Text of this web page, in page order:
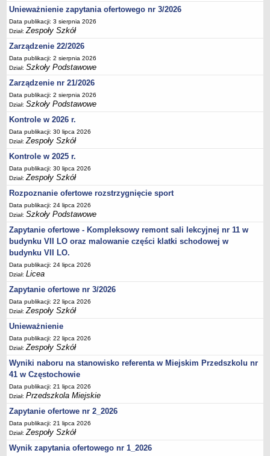
Sprawozdania
Deklaracja dostępności
PORADNIE PSYCHOLOGICZNO-PEDAGOGICZNE
Zespół Poradni
BIURO FINANSÓW OŚWIATY
Dane podstawowe
Statut
Majątek
Godziny dyżurów
Ogłoszenia
Zarządzenia
Rejestry, ewidencje, archiwa
Kontrole
PONOWNE WYKORZYSTYWANIE
Sprawozdania
Deklaracja dostępności
DEKLARACJA DOSTĘPNOŚCI
OŚWIADCZENIA MAJĄTKOWE
PONOWNE WYKORZYSTYWANIE
UDOSTĘPNIANIE INFORMACJI PUBLICZNEJ
OCHRONA DANYCH OSOBOWYCH
Unieważnienie zapytania ofertowego nr 3/2026
Data publikacji: 3 sierpnia 2026
Dział:Zespoły Szkół
Zarządzenie 22/2026
Data publikacji: 2 sierpnia 2026
Dział:Szkoły Podstawowe
Zarządzenie nr 21/2026
Data publikacji: 2 sierpnia 2026
Dział:Szkoły Podstawowe
Kontrole w 2026 r.
Data publikacji: 30 lipca 2026
Dział:Zespoły Szkół
Kontrole w 2025 r.
Data publikacji: 30 lipca 2026
Dział:Zespoły Szkół
Rozpoznanie ofertowe rozstrzygnięcie sport
Data publikacji: 24 lipca 2026
Dział:Szkoły Podstawowe
Zapytanie ofertowe - Kompleksowy remont sali lekcyjnej nr 11 w
budynku VII LO oraz malowanie części klatki schodowej w
budynku VII LO.
Data publikacji: 24 lipca 2026
Dział:Licea
Zapytanie ofertowe nr 3/2026
Data publikacji: 22 lipca 2026
Dział:Zespoły Szkół
Unieważnienie
Data publikacji: 22 lipca 2026
Dział:Zespoły Szkół
Wyniki naboru na stanowisko referenta w Miejskim Przedszkolu nr
41 w Częstochowie
Data publikacji: 21 lipca 2026
Dział:Przedszkola Miejskie
Zapytanie ofertowe nr 2_2026
Data publikacji: 21 lipca 2026
Dział:Zespoły Szkół
Wynik zapytania ofertowego nr 1_2026